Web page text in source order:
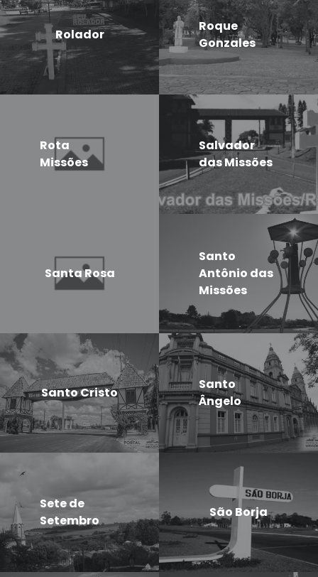
Rolador
Roque
Gonzales
Rota
Missões
Salvador
das Missões
Santa Rosa
Santo
Antônio das
Missões
Santo Cristo
Santo
Ângelo
Sete de
Setembro
São Borja